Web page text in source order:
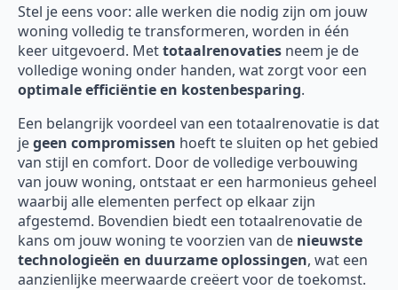
Stel je eens voor: alle werken die nodig zijn om jouw
woning volledig te transformeren, worden in één
keer uitgevoerd. Mettotaalrenovaties neem je de
volledige woning onder handen, wat zorgt voor een
optimale efficiëntie en kostenbesparing.
Een belangrijk voordeel van een totaalrenovatie is dat
jegeen compromissen hoeft te sluiten op het gebied
van stijl en comfort. Door de volledige verbouwing
van jouw woning, ontstaat er een harmonieus geheel
waarbij alle elementen perfect op elkaar zijn
afgestemd. Bovendien biedt een totaalrenovatie de
kans om jouw woning te voorzien van de nieuwste
technologieën en duurzame oplossingen, wat een
aanzienlijke meerwaarde creëert voor de toekomst.